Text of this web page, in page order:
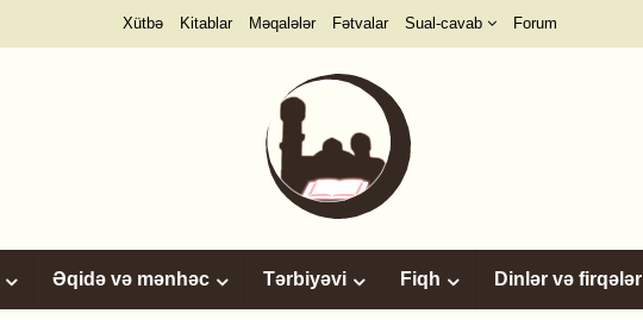
Xütbə Kitablar Məqalələr Fətvalar Sual-cavab Forum
Əqidə və mənhəc Tərbiyəvi Fiqh Dinlər və firqələr